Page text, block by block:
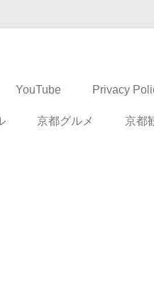
YouTube Privacy
京都グルメ 京都